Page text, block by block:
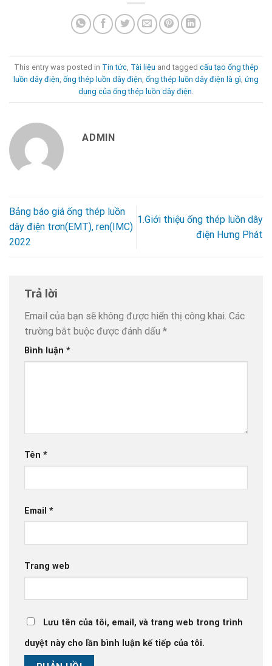
This entry was posted in Tin tức, Tài liệu and tagged cấu tạo ống thép
luồn dây điện ống thép luồn dây điện ống thép luồn dây điện là gì ứng
dụng của ống thép luồn dây điện
ADMIN
Bảng báo giá ống thép luồn
dây điện trơn(EMT), ren(IMC)
2022
1.Giới thiệu ống thép luồn dây
điện Hưng Phát
Trả lời
Email của bạn sẽ không được hiển thị công khai. Các
trường bắt buộc được đánh dấu *
Bình luận *
Tên *
Email *
Trang web
Lưu tên của tôi, email, và trang web trong trình
duyệt này cho lần bình luận kế tiếp của tôi.